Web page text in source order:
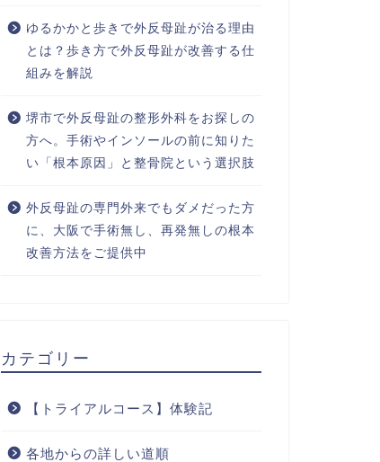
ゆるかかと歩きで外反母趾が治る理由
とは？歩き方で外反母趾が改善する仕
組みを解説
堺市で外反母趾の整形外科をお探しの
方へ。手術やインソールの前に知りた
い「根本原因」と整骨院という選択肢
外反母趾の専門外来でもダメだった方
に、大阪で手術無し、再発無しの根本
改善方法をご提供中
カテゴリー
【トライアルコース】体験記
各地からの詳しい道順